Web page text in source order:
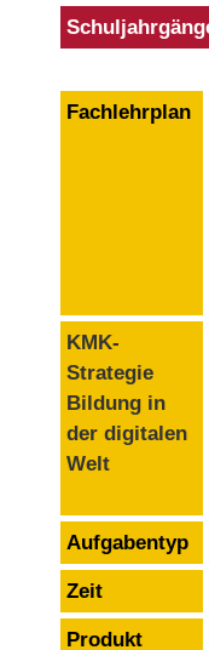
Fachlehrplan
KMK-
Strategie
Bildung in
der digitalen
Welt
Aufgabentyp
Zeit
Produkt